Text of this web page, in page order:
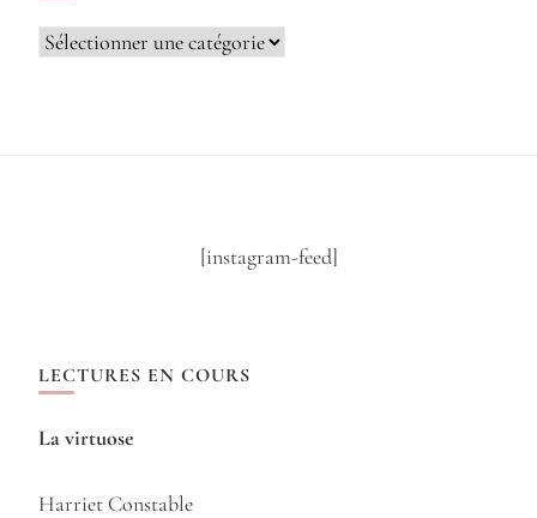
Catégories
[instagram-feed]
LECTURES EN COURS
La virtuose
Harriet Constable